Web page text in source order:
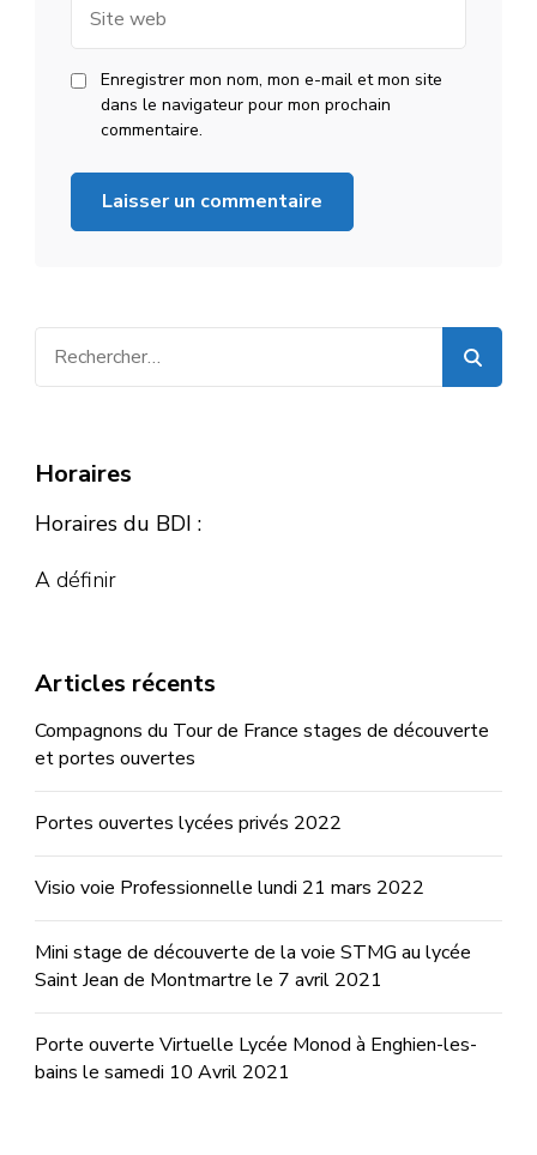
web
Enregistrer mon nom, mon e-mail et mon site
dans le navigateur pour mon prochain
commentaire.
Horaires
Horaires du BDI :
A définir
Articles récents
Compagnons du Tour de France stages de découverte
et portes ouvertes
Portes ouvertes lycées privés 2022
Visio voie Professionnelle lundi 21 mars 2022
Mini stage de découverte de la voie STMG au lycée
Saint Jean de Montmartre le 7 avril 2021
Porte ouverte Virtuelle Lycée Monod à Enghien-les-
bains le samedi 10 Avril 2021